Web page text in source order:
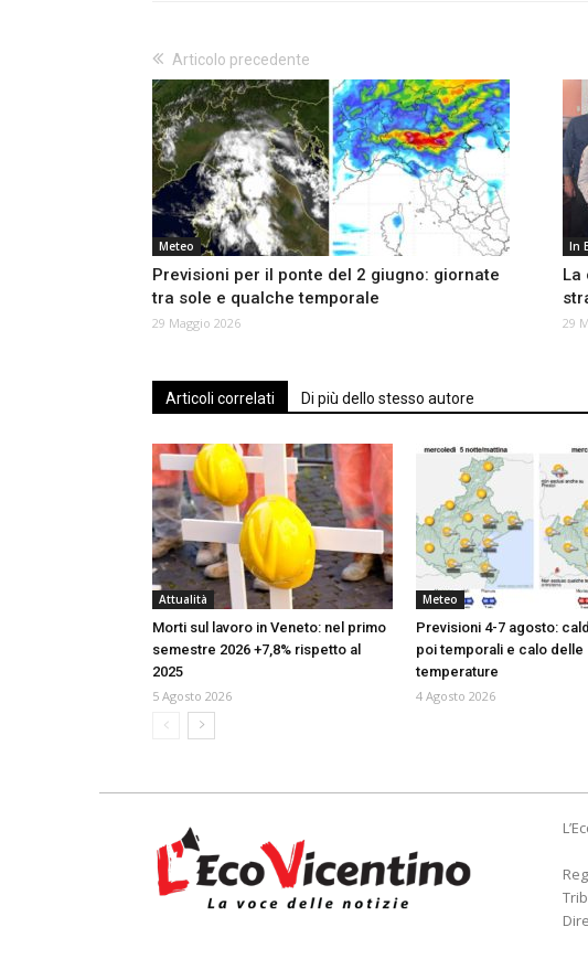
Articolo precedente
Meteo
Previsioni per il ponte del 2 giugno: giornate
tra sole e qualche temporale
29 Maggio 2026
In
La
29
Articoli correlati Di più dello stesso autore
Attualità
Morti sul lavoro in Veneto: nel primo
semestre 2026 +7,8% rispetto al
2025
5 Agosto 2026
Meteo
Previsioni 4-7 agosto:
poi temporali e calo delle
temperature
4 Agosto 2026